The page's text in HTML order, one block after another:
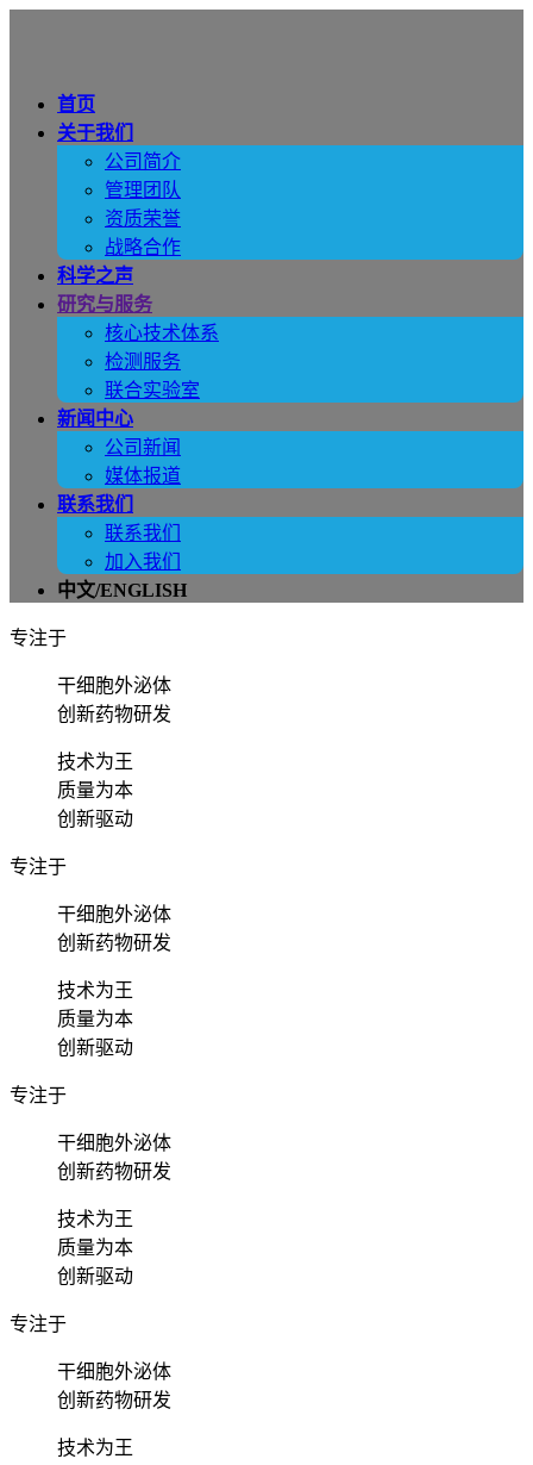
首页
关于我们
公司简介
管理团队
资质荣誉
战略合作
科学之声
研究与服务
核心技术体系
检测服务
联合实验室
新闻中心
公司新闻
媒体报道
联系我们
联系我们
加入我们
中文/ENGLISH
专注于
干细胞外泌体
创新药物研发
技术为王
质量为本
创新驱动
专注于
干细胞外泌体
创新药物研发
技术为王
质量为本
创新驱动
专注于
干细胞外泌体
创新药物研发
技术为王
质量为本
创新驱动
专注于
干细胞外泌体
创新药物研发
技术为王